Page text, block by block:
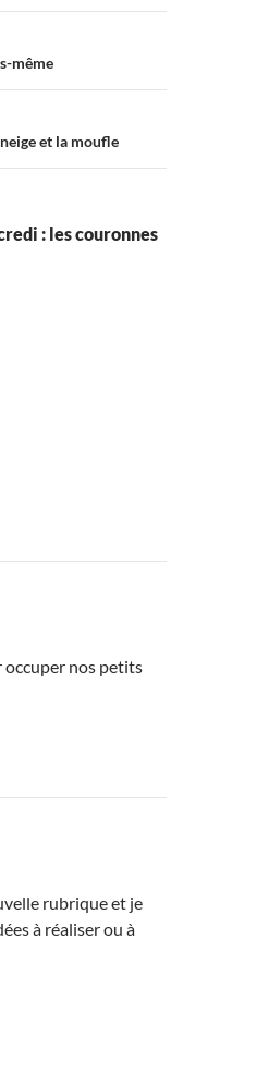
même
et la moufle
: les couronnes
nos petits
rubrique et je
à réaliser ou à